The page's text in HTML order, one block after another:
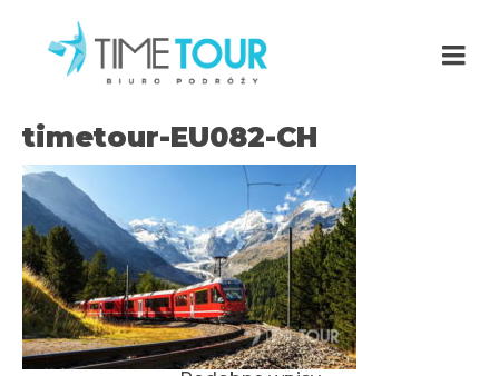
timetour-EU082-CH